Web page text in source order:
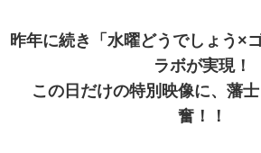
昨年に続き「水曜どうでしょう×
ラボが実現！
この日だけの特別映像に、藩
奮！！